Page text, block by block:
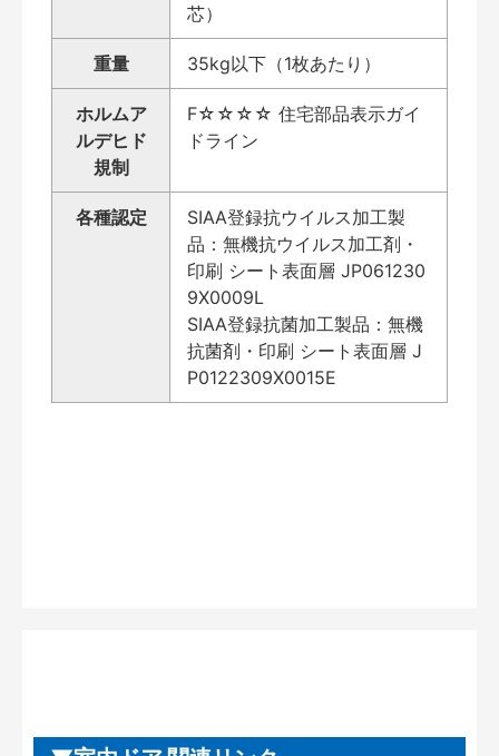
芯）
重量 35kg以下（1枚あたり）
ホルムア
ルデヒド
規制
F☆☆☆☆ 住宅部品表示ガイ
ドライン
各種認定
SIAA登録抗ウイルス加工製
品：無機抗ウイルス加工剤・
印刷 シート表面層 JP061230
9X0009L
SIAA登録抗菌加工製品：無機
抗菌剤・印刷 シート表面層 J
P0122309X0015E